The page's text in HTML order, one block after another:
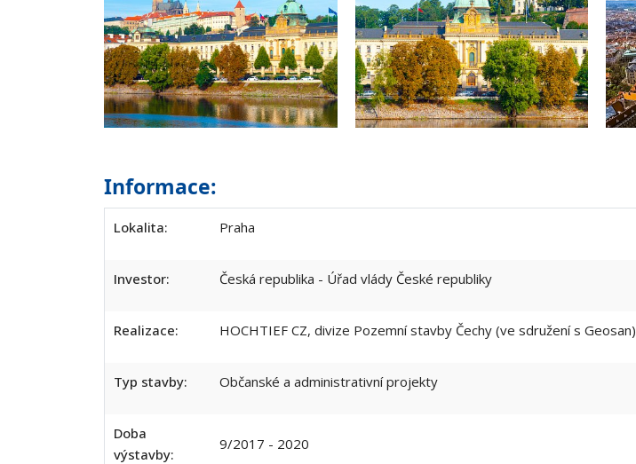
Informace:
Lokalita: Praha
Investor: Česká republika - Úřad vlády České republiky
Realizace: HOCHTIEF CZ, divize Pozemní stavby Čechy (ve sdružení s Geosan)
Typ stavby: Občanské a administrativní projekty
Doba
výstavby:
9/2017 - 2020